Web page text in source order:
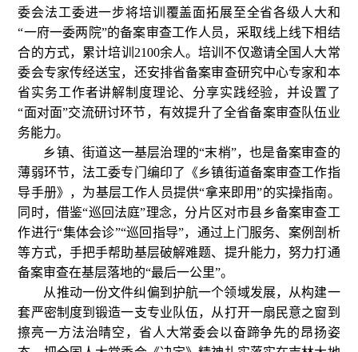
委会法工委进一步将培训覆盖面拓展至全省各级人大和
“一府一委两院”的备案审查工作人员，采取线上线下相结
合的方式，累计培训2100余人。培训不仅邀请全国人大常
委会专家传经送宝，还安排省备案审查研究中心专家和本
省实务工作者讲解制度理论、分享实践经验，并设置了
“面对面”交流研讨环节，有效提升了全省备案审查队伍业
务能力。
乡镇、街道这一基层治理的“末梢”，也是备案审查的
薄弱环节，法工委专门编印了《乡镇街道备案审查工作指
导手册》，为基层工作人员提供“拿来即用”的实操指南。
同时，借鉴“巡回法庭”理念，分片区对市县乡备案审查工
作进行“集体会诊”“巡回指导”，通过上门服务、案例剖析
等方式，手把手帮助基层破解难题、提升能力，努力打通
备案审查在基层落地的“最后一公里”。
从推动一份文件纠偏到护航一个领域发展，从构建一
套严密制度到锻造一支专业队伍，从打开一扇民意之窗到
擦亮一方法治晴空，省人大常委会以奋蹄争先的昂扬姿